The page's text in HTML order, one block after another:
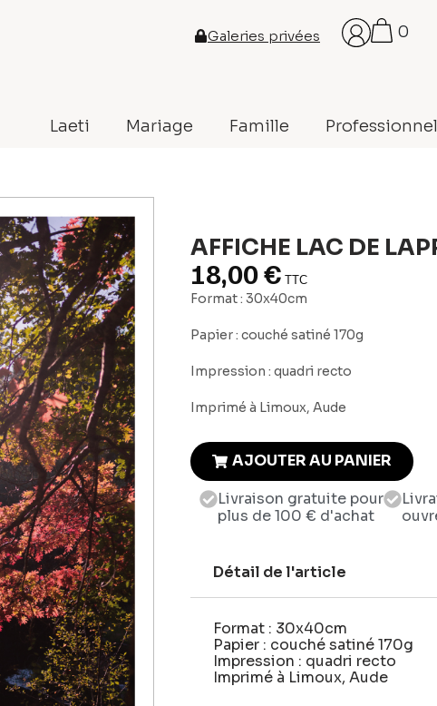
Galeries privées 0
Laeti Mariage Famille Professionnel
AFFICHE LAC DE
18,00€ TTC
Format : 30x40cm
Papier : couché satiné 170g
Impression : quadri recto
Imprimé à Limoux, Aude
AJOUTER AU PANIER
Livraison gratuite pour
plus de 100 € d'achat
Détail de l'article
Format : 30x40cm
Papier : couché satiné 170g
Impression : quadri recto
Imprimé à Limoux, Aude